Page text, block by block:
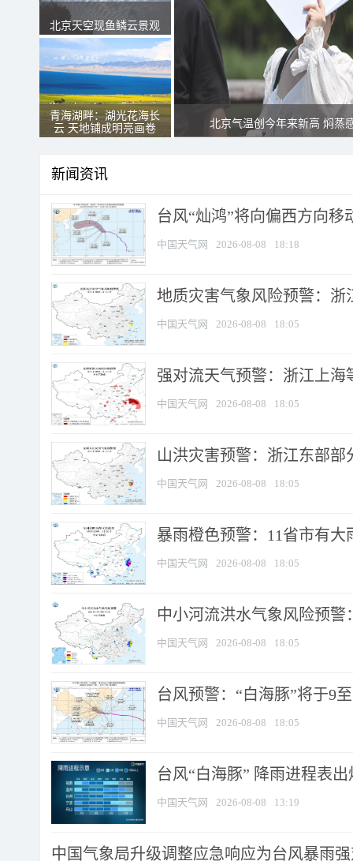
北京天空现鱼鳞云景观
青海湖畔：湖光花海长
云 天地铺成明亮画卷
北京气温创今年来新高 焖蒸
新闻资讯
台风“灿鸿”将向偏西方向移
中国天气网 2026-08-08 18:18
地质灾害气象风险预警：
中国天气网 2026-08-08 18:05
强对流天气预警：浙江上海
中国天气网 2026-08-08 18:05
山洪灾害预警：浙江东部
中国天气网 2026-08-08 18:05
暴雨橙色预警：11省市有
中国天气网 2026-08-08 18:05
中小河流洪水气象风险预
中国天气网 2026-08-08 18:05
台风预警：“白海豚”将于9
中国天气网 2026-08-08 18:05
台风“白海豚” 降雨进程表
中国天气网 2026-08-08 13:19
中国气象局升级调整应急响应为台风暴雨